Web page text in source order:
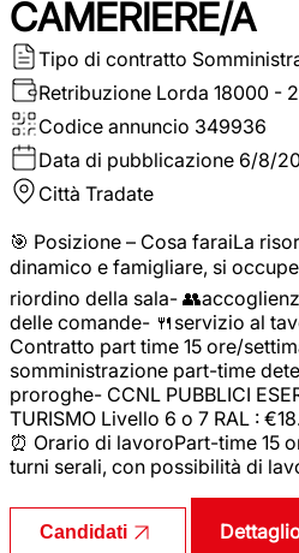
CAMERIERE/A
Tipo di contratto
Retribuzione Lorda 18000 -
Codice annuncio 349936
Data di pubblicazione 6/8/
Città Tradate
🎯 Posizione – Cosa faraiLa
dinamico e famigliare, si
riordino della sala-
delle comande- 🍴servizio al
Contratto part time 15 ore/
somministrazione part-time
proroghe- CCNL PUBBLICI
TURISMO Livello 6 o 7 RAL :
⏰ Orario di lavoroPart-time 15
turni serali, con possibilità di
Candidati